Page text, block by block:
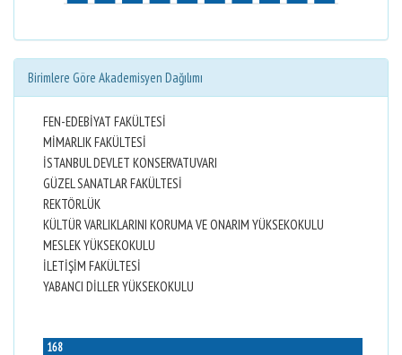
Birimlere Göre Akademisyen Dağılımı
FEN-EDEBİYAT FAKÜLTESİ
MİMARLIK FAKÜLTESİ
İSTANBUL DEVLET KONSERVATUVARI
GÜZEL SANATLAR FAKÜLTESİ
REKTÖRLÜK
KÜLTÜR VARLIKLARINI KORUMA VE ONARIM YÜKSEKOKULU
MESLEK YÜKSEKOKULU
İLETİŞİM FAKÜLTESİ
YABANCI DİLLER YÜKSEKOKULU
168